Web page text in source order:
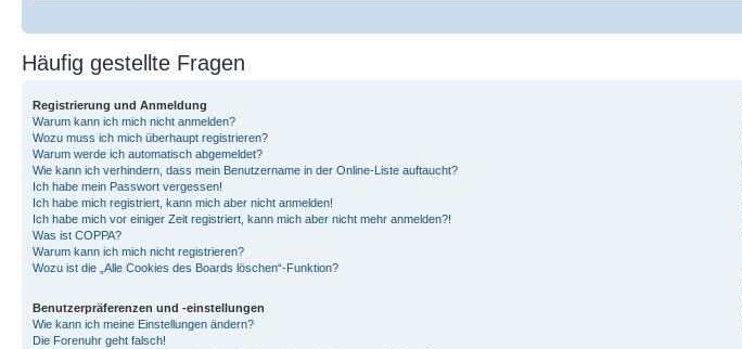
Häufig gestellte Fragen
Registrierung und Anmeldung
Warum kann ich mich nicht anmelden?
Wozu muss ich mich überhaupt registrieren?
Warum werde ich automatisch abgemeldet?
Wie kann ich verhindern, dass mein Benutzername in der Online-Liste auftaucht?
Ich habe mein Passwort vergessen!
Ich habe mich registriert, kann mich aber nicht anmelden!
Ich habe mich vor einiger Zeit registriert, kann mich aber nicht mehr anmelden?!
Was ist COPPA?
Warum kann ich mich nicht registrieren?
Wozu ist die „Alle Cookies des Boards löschen“-Funktion?
Benutzerpräferenzen und -einstellungen
Wie kann ich meine Einstellungen ändern?
Die Forenuhr geht falsch!